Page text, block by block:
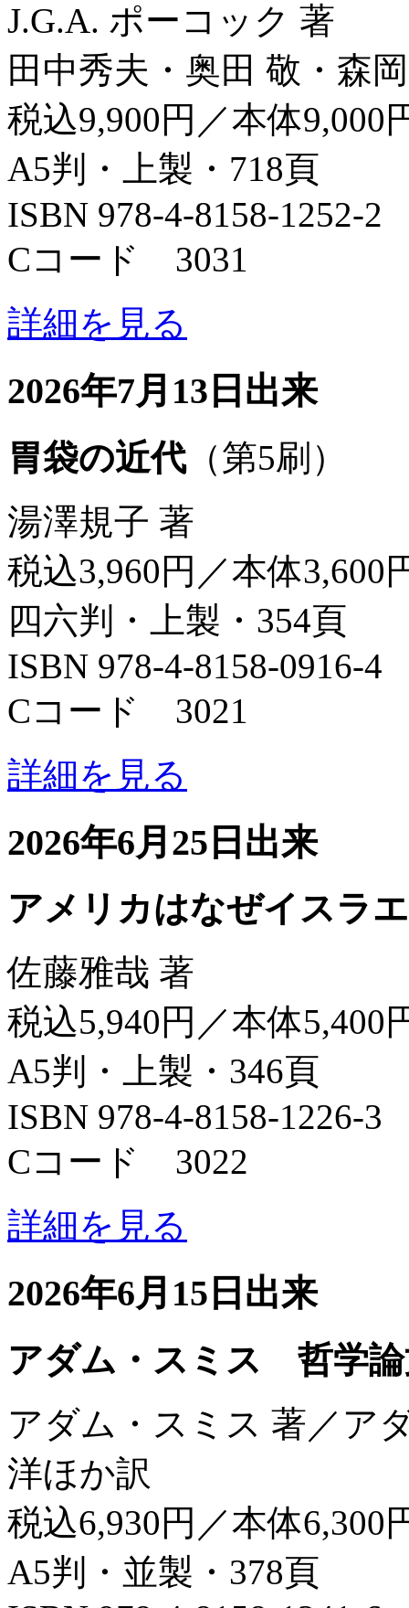
J.G.A. ポーコック 著
田中秀夫・奥田 敬・森
税込9,900円／本体9,000
A5判・上製・718頁
ISBN 978-4-8158-1252-2
Cコード 3031
詳細を見る
2026年7月13日出来
胃袋の近代（第5刷）
湯澤規子 著
税込3,960円／本体3,600
四六判・上製・354頁
ISBN 978-4-8158-0916-4
Cコード 3021
詳細を見る
2026年6月25日出来
アメリカはなぜイスラ
佐藤雅哉 著
税込5,940円／本体5,400
A5判・上製・346頁
ISBN 978-4-8158-1226-3
Cコード 3022
詳細を見る
2026年6月15日出来
アダム・スミス 哲学論
アダム・スミス 著／ア
洋ほか訳
税込6,930円／本体6,300
A5判・並製・378頁